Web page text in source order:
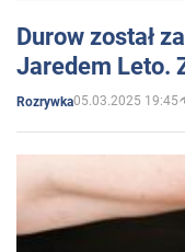
Durow został
Jaredem Leto.
Rozrywka05.03.2025 19:45